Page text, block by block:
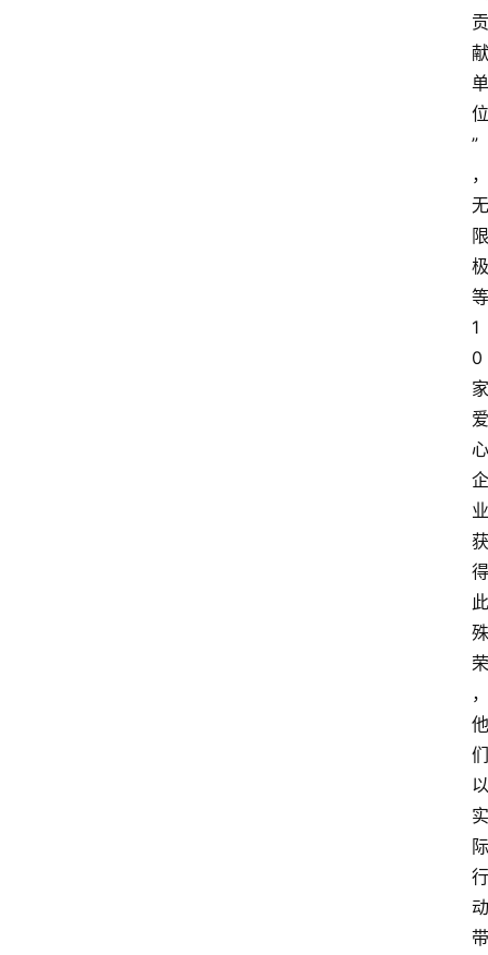
贡
献
单
位
”
，
无
限
极
等
1
0
家
爱
心
企
业
获
得
此
殊
荣
，
他
们
以
实
际
行
动
带